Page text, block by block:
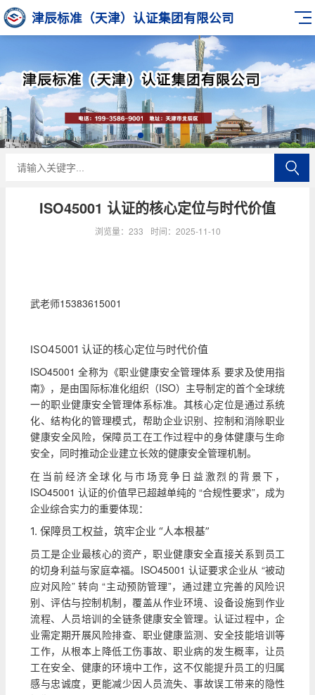
津辰标准（天津）认证集团有限公司
ISO45001 认证的核心定位与时代价值
浏览量：233 时间：2025-11-10
武老师15383615001
ISO45001 认证的核心定位与时代价值
ISO45001 全称为《职业健康安全管理体系 要求及使用指
南》，是由国际标准化组织（ISO）主导制定的首个全球统
一的职业健康安全管理体系标准。其核心定位是通过系统
化、结构化的管理模式，帮助企业识别、控制和消除职业
健康安全风险，保障员工在工作过程中的身体健康与生命
安全，同时推动企业建立长效的健康安全管理机制。
在当前经济全球化与市场竞争日益激烈的背景下，
ISO45001 认证的价值早已超越单纯的 “合规性要求”，成为
企业综合实力的重要体现：
1. 保障员工权益，筑牢企业 “人本根基”
员工是企业最核心的资产，职业健康安全直接关系到员工
的切身利益与家庭幸福。ISO45001 认证要求企业从 “被动
应对风险” 转向 “主动预防管理”，通过建立完善的风险识
别、评估与控制机制，覆盖从作业环境、设备设施到作业
流程、人员培训的全链条健康安全管理。认证过程中，企
业需定期开展风险排查、职业健康监测、安全技能培训等
工作，从根本上降低工伤事故、职业病的发生概率，让员
工在安全、健康的环境中工作，这不仅能提升员工的归属
感与忠诚度，更能减少因人员流失、事故误工带来的隐性